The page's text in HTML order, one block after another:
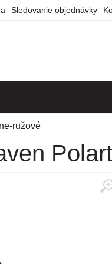
Sledovanie objednávky
ružové